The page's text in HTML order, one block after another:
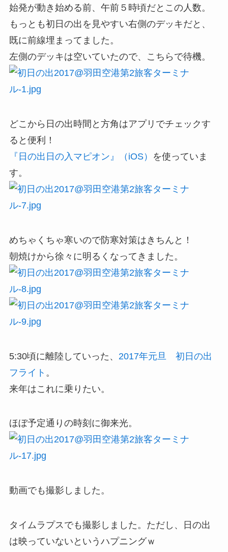
始発が動き始める前、午前５時頃だとこの人数。
もっとも初日の出を見やすい右側のデッキだと、
既に前線埋まってました。
左側のデッキは空いていたので、こちらで待機。
どこから日の出時間と方角はアプリでチェックす
ると便利！
『日の出日の入マピオン』（iOS）
を使っていま
す。
めちゃくちゃ寒いので防寒対策はきちんと！
朝焼けから徐々に明るくなってきました。
5:30頃に離陸していった、 2017年元旦 初日の出
フライト 。
来年はこれに乗りたい。
ほぼ予定通りの時刻に御来光。
動画でも撮影しました。
タイムラプスでも撮影しました。ただし、日の出
は映っていないというハプニングｗ